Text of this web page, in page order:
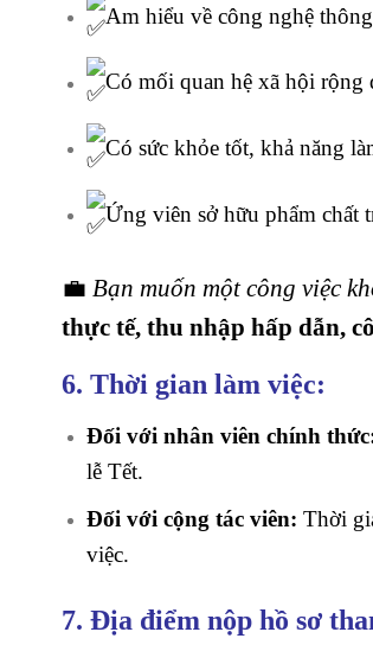
Am hiểu về công nghệ
Có mối quan hệ xã hội rộng
Có sức khỏe tốt, khả năng
Ứng viên sở hữu phẩm chất
💼 Bạn muốn một công việc
thực tế, thu nhập hấp dẫn,
6. Thời gian làm việc:
Đối với nhân viên chính
lễ Tết.
Đối với cộng tác viên: Thời
việc.
7. Địa điểm nộp hồ sơ